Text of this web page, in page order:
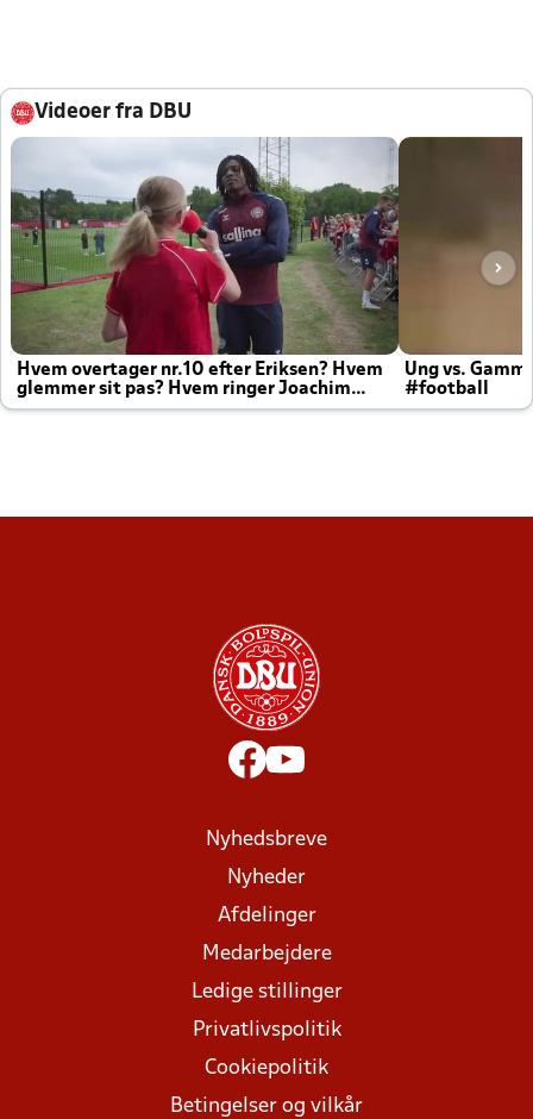
Videoer fra DBU
Hvem overtager nr.10 efter Eriksen? Hvem
glemmer sit pas? Hvem ringer Joachim
altid til efter kampe?
Ung vs.
#football
Nyhedsbreve
Nyheder
Afdelinger
Medarbejdere
Ledige stillinger
Privatlivspolitik
Cookiepolitik
Betingelser og vilkår